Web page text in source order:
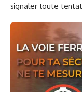
signaler toute